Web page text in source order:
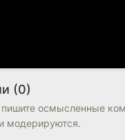
(0)
осмысленные
модерируются.